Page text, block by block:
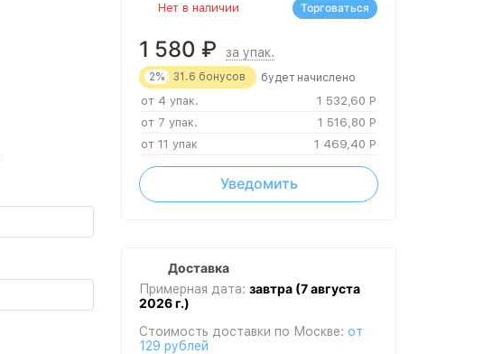
Нет в наличии
1 580 ₽ за упак.
2% 31.6 бонусов будет начислено
от 4 упак. 1 532,60 Р
от 7 упак.
1 516,80 Р
от 11 упак
1 469,40 Р
Уведомить
Торговаться
Доставка
Примерная дата: завтра (7 августа
2026 г.)
Стоимость доставки по Москве: от
129 рублей